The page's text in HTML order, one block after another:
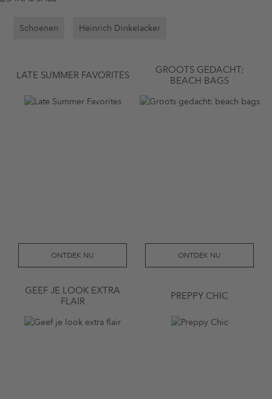
Schoenen Heinrich Dinkelacker
LATE SUMMER FAVORITES
ONTDEK NU
GROOTS GEDACHT:
BEACH BAGS
ONTDEK NU
GEEF JE LOOK EXTRA
FLAIR
PREPPY CHIC